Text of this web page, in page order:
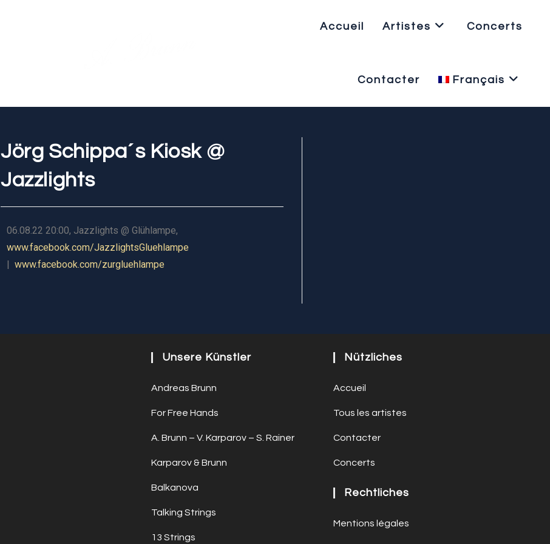
Accueil Artistes Concerts
Contacter Français
Jörg Schippa´s Kiosk @
Jazzlights
06.08.22 20:00, Jazzlights @ Glühlampe,
www.facebook.com/JazzlightsGluehlampe
| www.facebook.com/zurgluehlampe
Unsere Künstler
Andreas Brunn
For Free Hands
A. Brunn – V. Karparov – S. Rainer
Karparov & Brunn
Balkanova
Talking Strings
13 Strings
Nützliches
Accueil
Tous les artistes
Contacter
Concerts
Rechtliches
Mentions légales